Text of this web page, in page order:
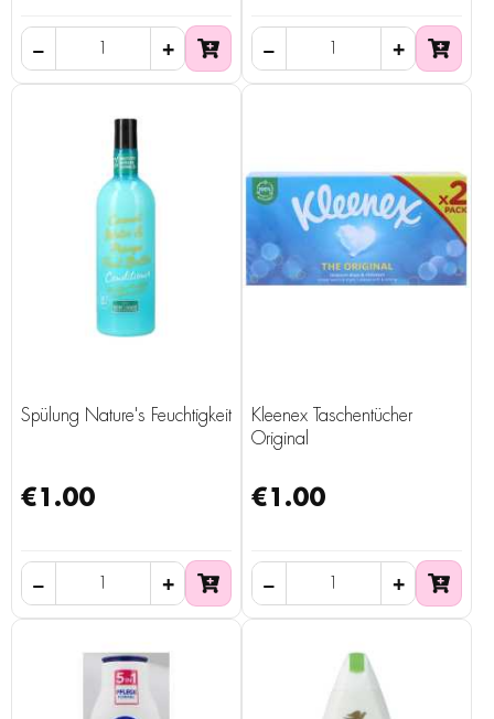
Spülung Nature's Feuchtigkeit
€1.00
Kleenex Taschentücher
Original
€1.00